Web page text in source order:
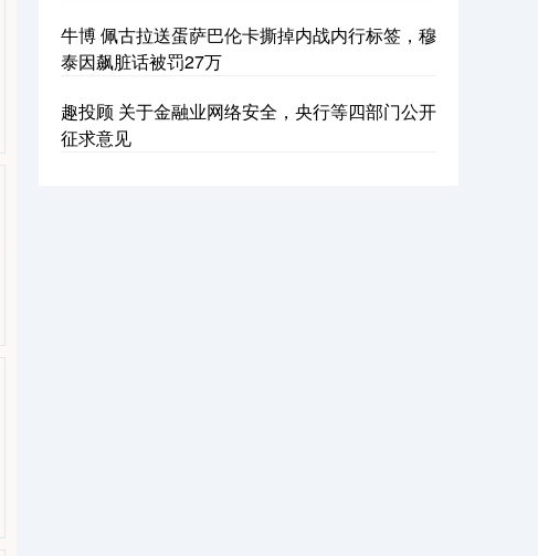
牛博 佩古拉送蛋萨巴伦卡撕掉内战内行标签，穆
泰因飙脏话被罚27万
趣投顾 关于金融业网络安全，央行等四部门公开
征求意见